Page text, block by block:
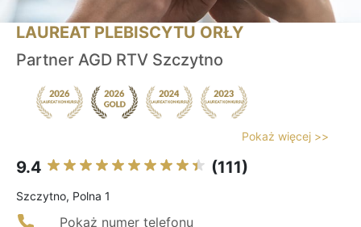
LAUREAT PLEBISCYTU ORŁY
Partner AGD RTV Szczytno
Pokaż więcej >>
9.4 (111)
Szczytno, Polna 1
Pokaż numer telefonu